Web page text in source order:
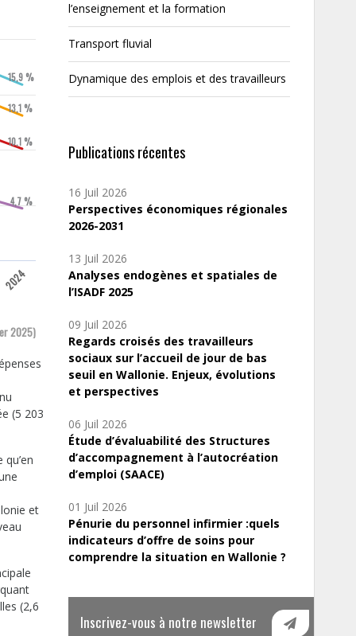
2025)
2024
4,7 %
15,9 %
10,1 %
13,1 %
(5 203
et
(2,6
l’enseignement et la formation
Transport fluvial
Dynamique des emplois et des travailleurs
Publications récentes
16 Juil 2026
Perspectives économiques régionales
2026-2031
13 Juil 2026
Analyses endogènes et spatiales de
l’ISADF 2025
09 Juil 2026
Regards croisés des travailleurs
sociaux sur l’accueil de jour de bas
seuil en Wallonie. Enjeux, évolutions
et perspectives
06 Juil 2026
Étude d’évaluabilité des Structures
d’accompagnement à l’autocréation
d’emploi (SAACE)
01 Juil 2026
Pénurie du personnel infirmier :quels
indicateurs d’offre de soins pour
comprendre la situation en Wallonie ?
Inscrivez-vous à notre newsletter